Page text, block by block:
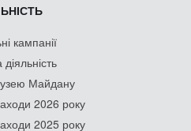
кампанії
Майдану
2026 року
2025 року